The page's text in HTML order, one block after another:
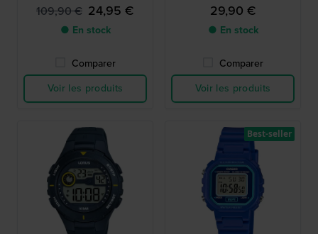
109,90 € 24,95 €
● En stock
Comparer
Voir les produits
29,90 €
● En stock
Comparer
Voir les produits
Best-seller